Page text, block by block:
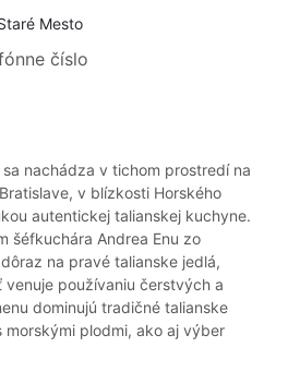
Mesto
číslo
sa nachádza v tichom prostredí na
v blízkosti Horského
autentickej talianskej kuchyne.
šéfkuchára Andrea Enu zo
na pravé talianske jedlá,
používaniu čerstvých a
dominujú tradičné talianske
morskými plodmi, ako aj výber